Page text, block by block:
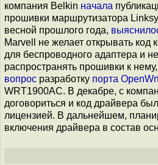
компания Belkin начала
прошивки маршрутизатора
весной прошлого года,
Marvell не желает открывать код
для беспроводного адаптера и
распространять прошивки к
вопрос разработку порта
WRT1900AC. В декабре, с
договориться и код драйвера
лицензией. В дальнейшем,
включения драйвера в состав